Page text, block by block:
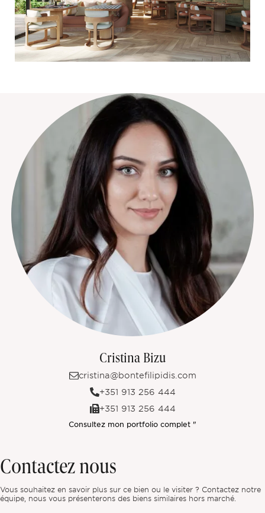
Cristina Bizu
cristina@bontefilipidis.com
+351 913 256 444
+351 913 256 444
Consultez mon portfolio complet "
Contactez nous
Vous souhaitez en savoir plus sur ce bien ou le visiter ? Contactez notre
équipe, nous vous présenterons des biens similaires hors marché.